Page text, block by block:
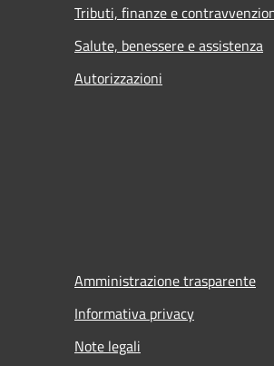
Tributi, finanze e
Salute, benessere e assistenza
Autorizzazioni
Amministrazione trasparente
Informativa privacy
Note legali